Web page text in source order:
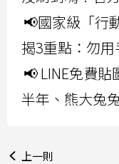
📢國家級「行
揭3重點：勿
📢 LINE免費
半年、熊大兔
上一則